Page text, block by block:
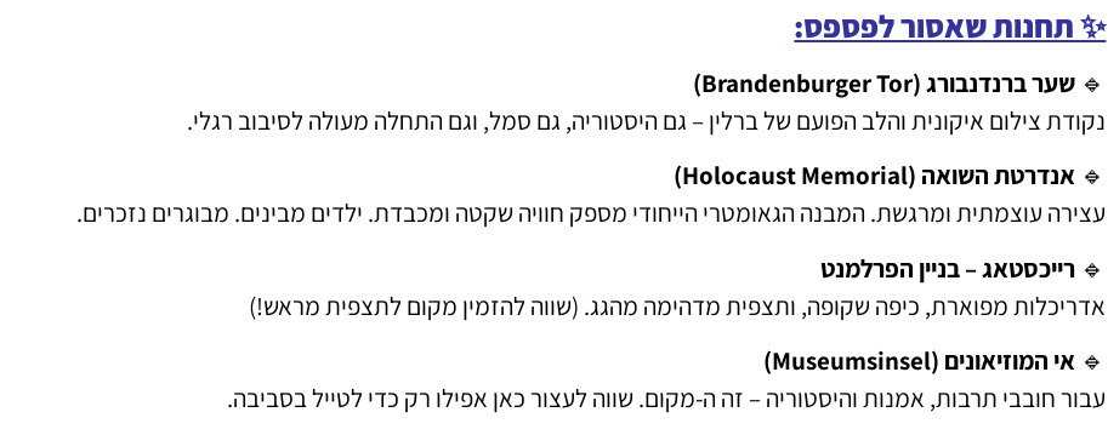
✨ תחנות שאסור לפספס:
🔹 שער ברנדנבורג (Brandenburger Tor)
נקודת צילום איקונית והלב הפועם של ברלין – גם היסטוריה, גם סמל, וגם התחלה מעולה לסיבוב רגלי.
🔹 אנדרטת השואה (Holocaust Memorial)
עצירה עוצמתית ומרגשת. המבנה הגאומטרי הייחודי מספק חוויה שקטה ומכבדת. ילדים מבינים. מבוגרים נזכרים.
🔹 רייכסטאג – בניין הפרלמנט
אדריכלות מפוארת, כיפה שקופה, ותצפית מדהימה מהגג. (שווה להזמין מקום לתצפית מראש!)
🔹 אי המוזיאונים (Museumsinsel)
עבור חובבי תרבות, אמנות והיסטוריה – זה ה-מקום. שווה לעצור כאן אפילו רק כדי לטייל בסביבה.